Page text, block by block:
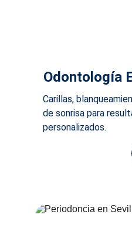
Odontología
Carillas,
de sonrisa para
personalizados.